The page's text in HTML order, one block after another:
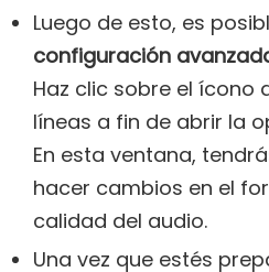
Luego de esto, es
configuración
Haz clic sobre el ícono
líneas a fin de abrir la
En esta ventana,
hacer cambios en el
calidad del audio.
Una vez que estés